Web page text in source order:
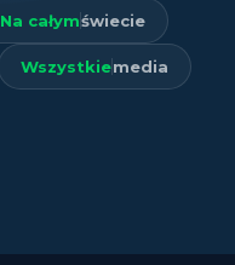
Na całymświecie
Wszystkiemedia